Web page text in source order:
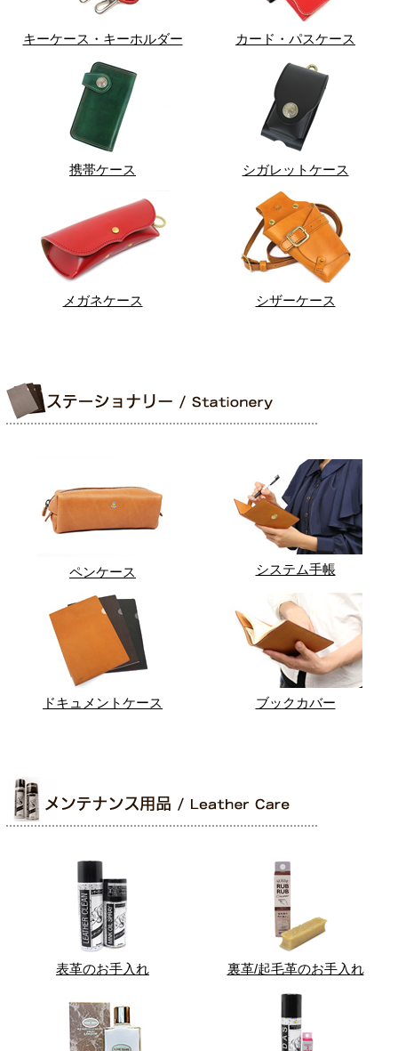
キーケース・キーホルダー カード・パスケース
携帯ケース シガレットケース
メガネケース シザーケース
ペンケース システム手帳
ドキュメントケース ブックカバー
表革のお手入れ 裏革/起毛革のお手入れ